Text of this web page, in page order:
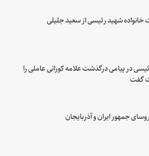
شهید رئیسی از سعید جلیلی
در پیامی درگذشت علامه کورانی عاملی را
گفت
جمهور ایران و آذربایجان